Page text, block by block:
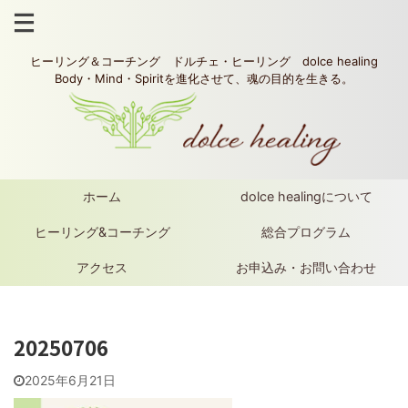
ヒーリング＆コーチング ドルチェ・ヒーリング dolce healing
Body・Mind・Spiritを進化させて、魂の目的を生きる。
ホーム dolce healingについて
ヒーリング&コーチング 総合プログラム
アクセス お申込み・お問い合わせ
20250706
2025年6月21日